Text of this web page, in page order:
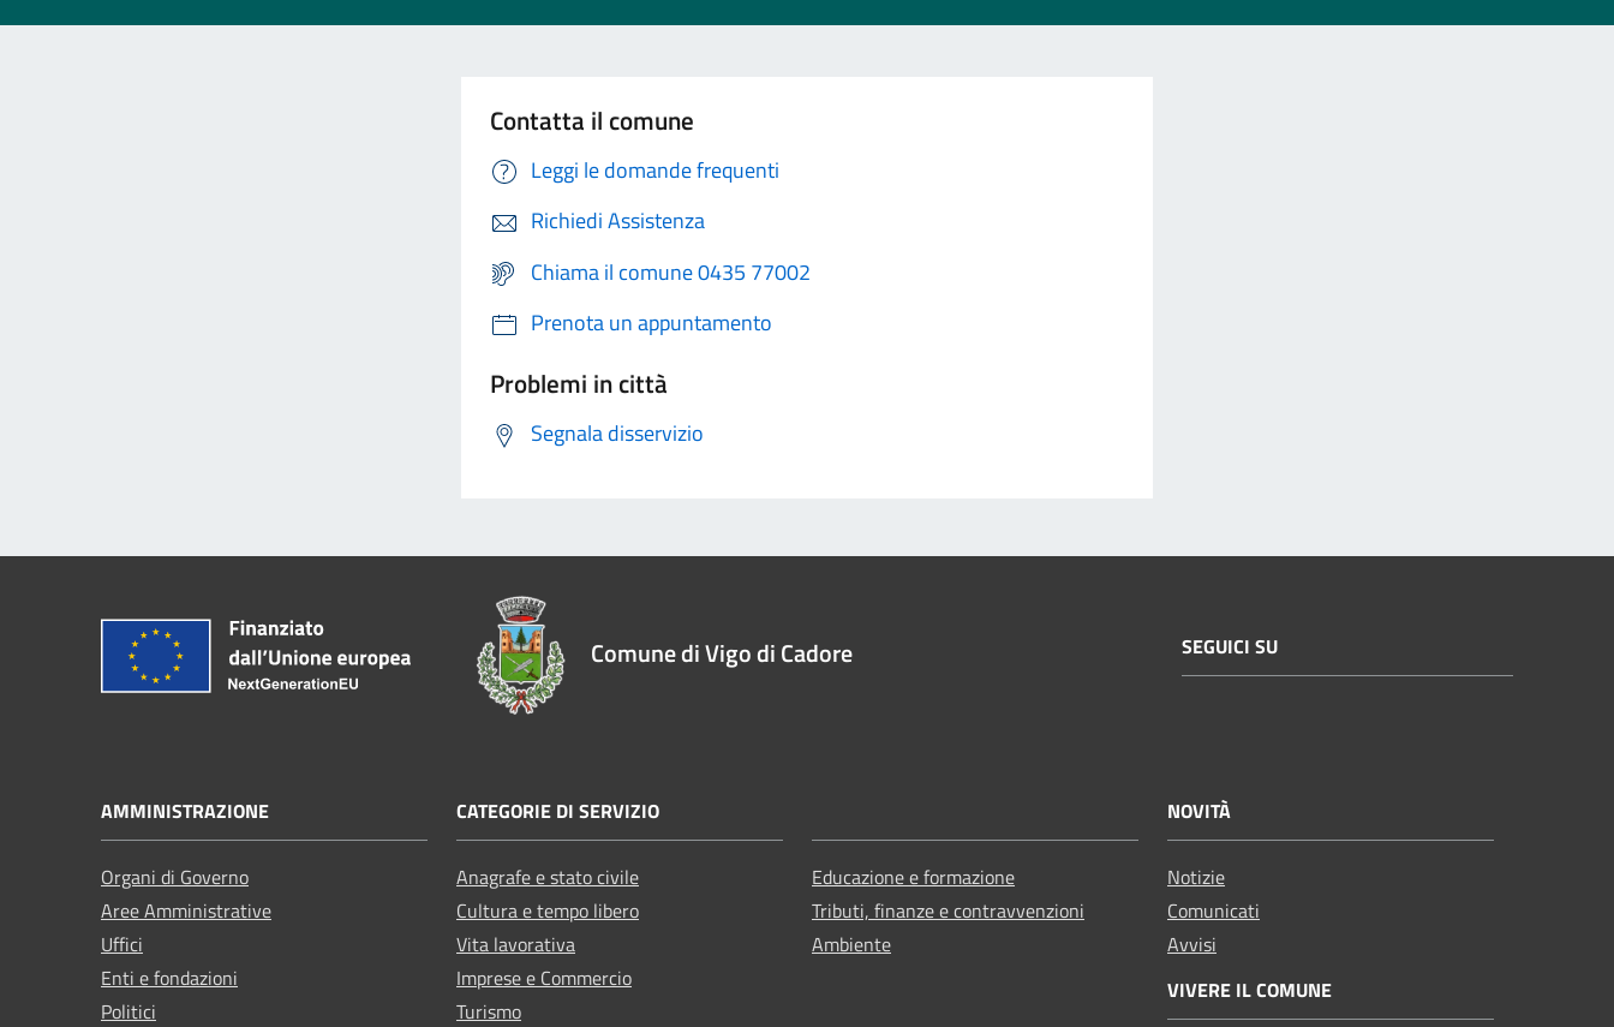
Contatta il comune
Leggi le domande frequenti
Richiedi Assistenza
Chiama il comune 0435 77002
Prenota un appuntamento
Problemi in città
Segnala disservizio
Comune di Vigo di Cadore SEGUICI SU
AMMINISTRAZIONE
Organi di Governo
Aree Amministrative
Uffici
Enti e fondazioni
Politici
CATEGORIE DI SERVIZIO
Anagrafe e stato civile
Cultura e tempo libero
Vita lavorativa
Imprese e Commercio
Turismo
Educazione e formazione
Tributi, finanze e contravvenzioni
Ambiente
NOVITÀ
Notizie
Comunicati
Avvisi
VIVERE IL COMUNE